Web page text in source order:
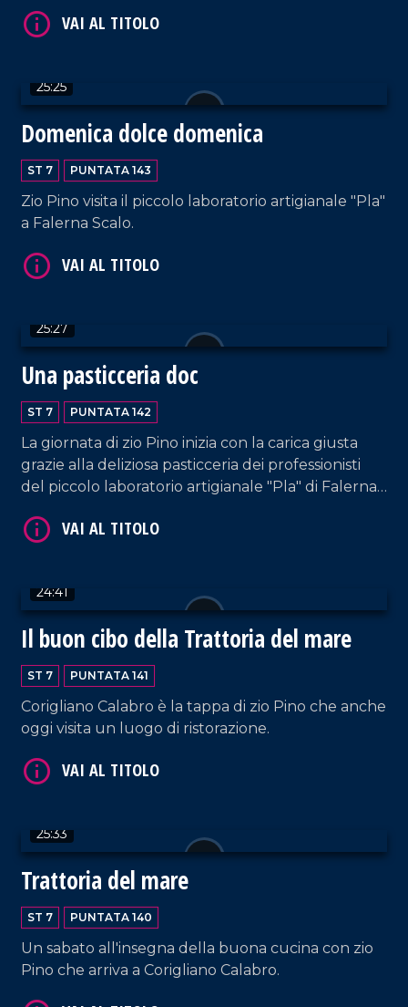
25:25
Domenica dolce domenica
ST 7 PUNTATA 143
Zio Pino visita il piccolo laboratorio artigianale "Pla"
a Falerna Scalo.
25:27
Una pasticceria doc
ST 7 PUNTATA 142
La giornata di zio Pino inizia con la carica giusta
grazie alla deliziosa pasticceria dei professionisti
del piccolo laboratorio artigianale "Pla" di Falerna
24:41
Il buon cibo della Trattoria del mare
ST 7 PUNTATA 141
Corigliano Calabro è la tappa di zio Pino che anche
oggi visita un luogo di ristorazione.
25:33
Trattoria del mare
ST 7 PUNTATA 140
Un sabato all'insegna della buona cucina con zio
Pino che arriva a Corigliano Calabro.
VAI AL TITOLO
VAI AL TITOLO
VAI AL TITOLO
VAI AL TITOLO